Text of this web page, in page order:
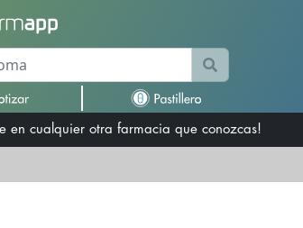
en cualquier otra farmacia que conozcas!